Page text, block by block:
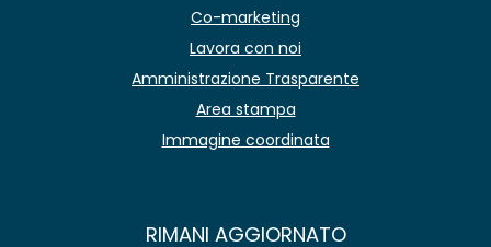
Co-marketing
Lavora con noi
Amministrazione Trasparente
Area stampa
Immagine coordinata
RIMANI AGGIORNATO